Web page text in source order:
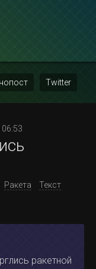
Twitter
06:53
Ракета
Текст
ракетной